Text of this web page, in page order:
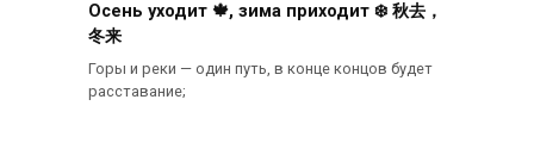
Осень уходит 🍁, зима приходит ❄️ 秋去，
冬来
Горы и реки — один путь, в конце концов будет
расставание;